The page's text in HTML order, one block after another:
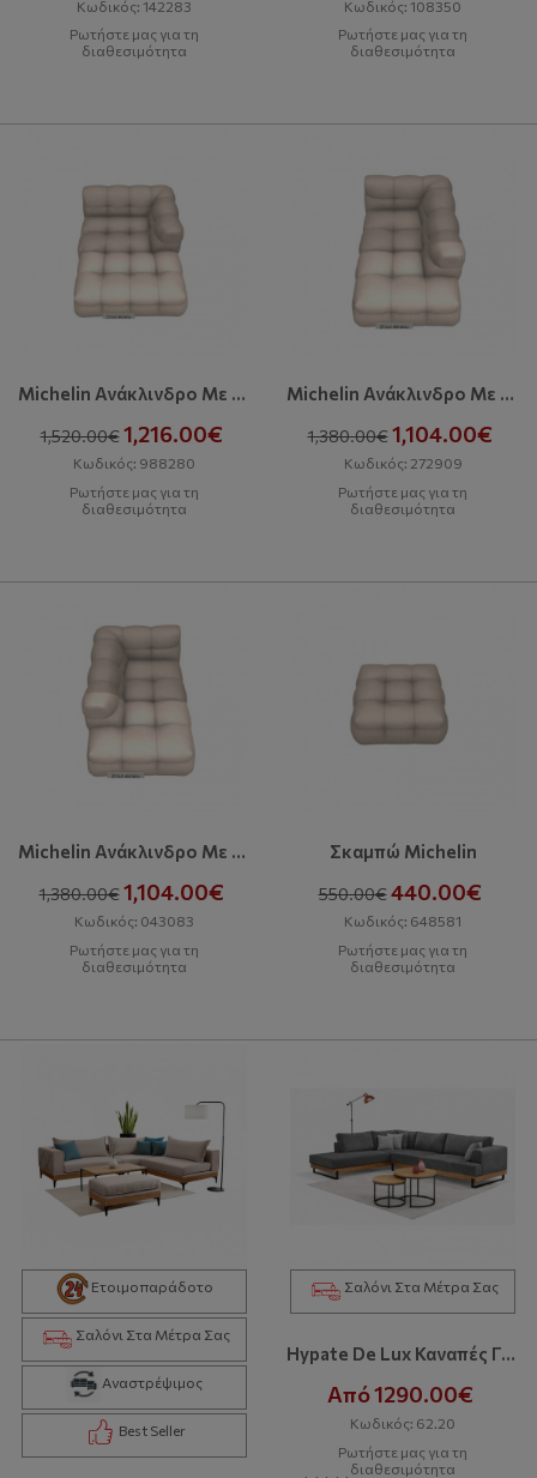
Κωδικός: 142283
Ρωτήστε μας για τη
διαθεσιμότητα
Κωδικός: 108350
Ρωτήστε μας για τη
διαθεσιμότητα
Michelin Ανάκλινδρο Με Δεξιά Γωνία 127
1,520.00€ 1,216.00€
Κωδικός: 988280
Ρωτήστε μας για τη
διαθεσιμότητα
Michelin Ανάκλινδρο Με Δεξιά Γωνία 105
1,380.00€ 1,104.00€
Κωδικός: 272909
Ρωτήστε μας για τη
διαθεσιμότητα
Michelin Ανάκλινδρο Με Αριστερή Γωνία 105
1,380.00€ 1,104.00€
Κωδικός: 043083
Ρωτήστε μας για τη
διαθεσιμότητα
Σκαμπώ Michelin
550.00€ 440.00€
Κωδικός: 648581
Ρωτήστε μας για τη
διαθεσιμότητα
Ετοιμοπαράδοτο
Σαλόνι Στα Μέτρα Σας
Αναστρέψιμος
Best Seller
Σαλόνι Στα Μέτρα Σας
Hypate De Lux Καναπές Γωνία
Από 1290.00€
Κωδικός: 62.20
Ρωτήστε μας για τη
διαθεσιμότητα